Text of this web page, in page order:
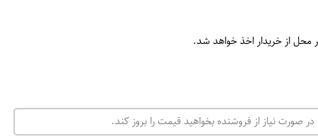
محل از خریدار اخذ خواهد شد.
صورت نیاز از فروشنده بخواهید قیمت را بروز کند.